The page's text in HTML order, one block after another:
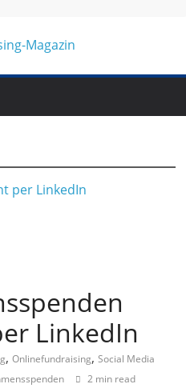
LinkedIn
,Onlinefundraising,Social Media
2 min read